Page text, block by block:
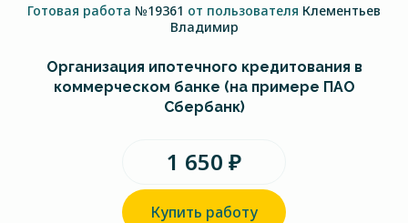
Готовая работа №19361 от пользователя Клементьев
Владимир
Организация ипотечного кредитования в
коммерческом банке (на примере ПАО
Сбербанк)
1 650 ₽
Купить работу